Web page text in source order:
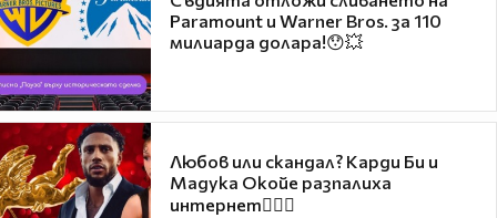
Paramount и Warner Bros. за 110
милиарда долара!😯💥
Любов или скандал? Карди Би и
Мадука Окойе разпалиха
интернет❤️‍🔥🔥